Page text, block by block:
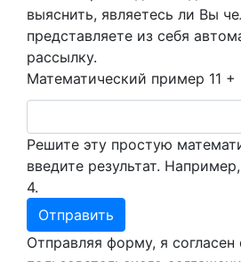
выяснить, являетесь ли Вы
представляете из себя
рассылку.
Математический пример 11 +
Решите эту простую
введите результат.
4.
Отправляя форму, я